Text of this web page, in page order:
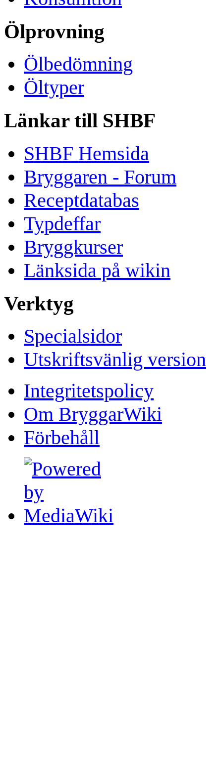
Ölprovning
Ölbedömning
Öltyper
Länkar till SHBF
SHBF Hemsida
Bryggaren - Forum
Receptdatabas
Typdeffar
Bryggkurser
Länksida på wikin
Verktyg
Specialsidor
Utskriftsvänlig version
Integritetspolicy
Om BryggarWiki
Förbehåll